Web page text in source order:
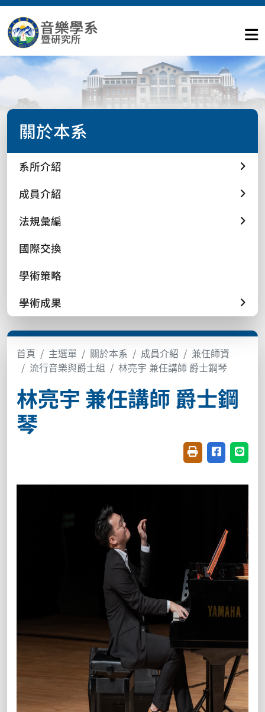
關於本系
系所介紹
成員介紹
法規彙編
國際交換
學術策略
學術成果
首頁 主選單 關於本系 成員介紹
兼任師資
流行音樂與爵士組
林亮宇 兼任講師 爵士鋼琴
林亮宇 兼任講師 爵士鋼
琴
友善列印(開新視
分享至臉書
分享